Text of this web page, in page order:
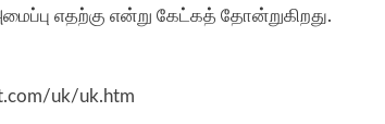
எதற்கு என்று கேட்கத் தோன்றுகிறது.
uk/uk.htm